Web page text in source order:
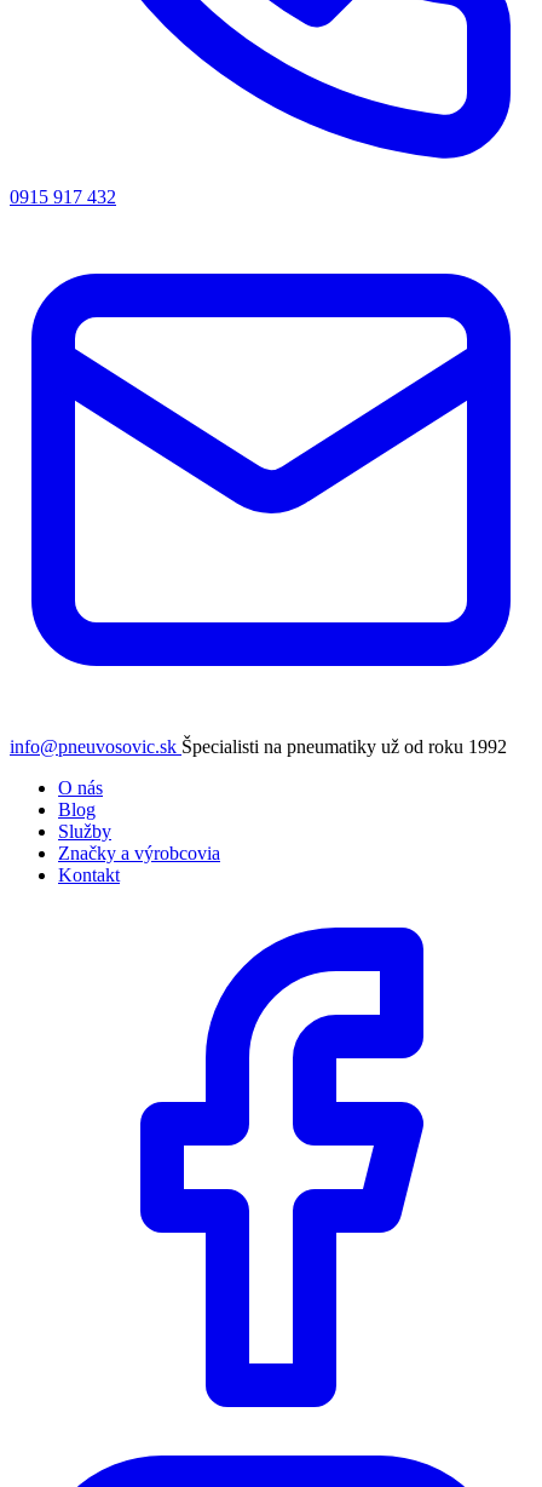
0915 917 432
info@pneuvosovic.sk Špecialisti na pneumatiky už od roku 1992
O nás
Blog
Služby
Značky a výrobcovia
Kontakt